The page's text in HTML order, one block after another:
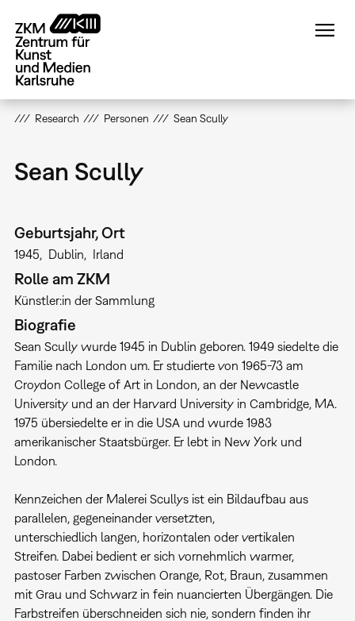
zum
Inhalt
Research Personen Sean Scully
Sean Scully
Geburtsjahr, Ort
1945 Dublin Irland
Rolle am ZKM
Künstler:in der Sammlung
Biografie
Sean Scully wurde 1945 in Dublin geboren. 1949 siedelte die
Familie nach London um. Er studierte von 1965-73 am
Croydon College of Art in London, an der Newcastle
University und an der Harvard University in Cambridge, MA.
1975 übersiedelte er in die USA und wurde 1983
amerikanischer Staatsbürger. Er lebt in New York und
London.
Kennzeichen der Malerei Scullys ist ein Bildaufbau aus
parallelen, gegeneinander versetzten,
unterschiedlich langen, horizontalen oder vertikalen
Streifen. Dabei bedient er sich vornehmlich warmer,
pastoser Farben zwischen Orange, Rot, Braun, zusammen
mit Grau und Schwarz in fein nuancierten Übergängen. Die
Farbstreifen überschneiden sich nie, sondern finden ihr